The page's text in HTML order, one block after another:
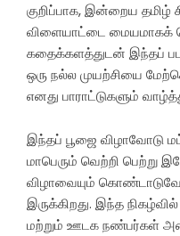
குறிப்பாக, இன்றைய தமிழ்
விளையாட்டை
கதைக்களத்துடன் இந்தப் படம்
ஒரு நல்ல முயற்சியை
எனது பாராட்டுகளும்
இந்தப் பூஜை விழாவோடு
மாபெரும் வெற்றி பெற்று
விழாவையும்
இருக்கிறது. இந்த
மற்றும் ஊடக நண்பர்கள்